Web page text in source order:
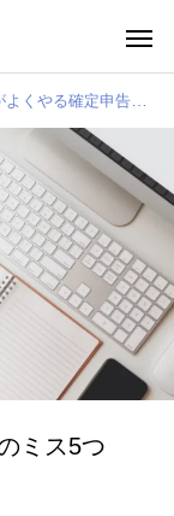
小・中・高・
ッスン
やる確定申告のミス5つ
ミス5つ